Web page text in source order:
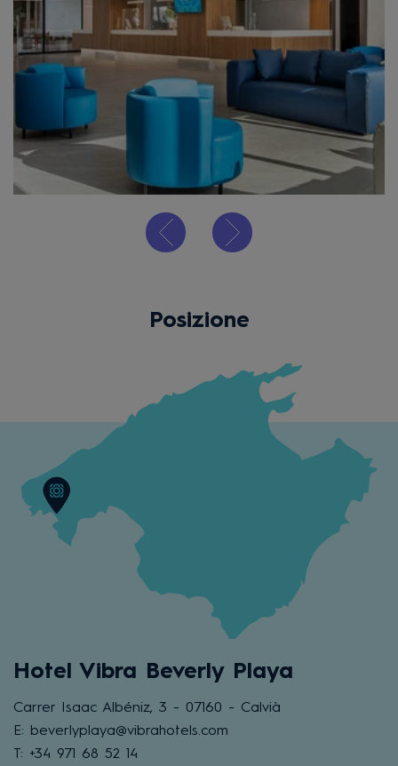
Posizione
Hotel Vibra Beverly Playa
Carrer Isaac Albéniz, 3 - 07160 - Calvià
E: beverlyplaya@vibrahotels.com
T: +34 971 68 52 14